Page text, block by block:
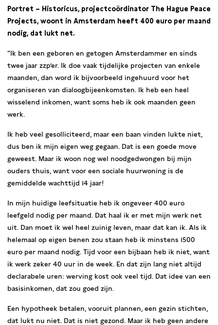
Portret – Historicus, projectcoördinator The Hague Peace
Projects, woont in Amsterdam heeft 400 euro per maand
nodig, dat lukt net.
“Ik ben een geboren en getogen Amsterdammer en sinds
twee jaar zzp’er. Ik doe vaak tijdelijke projecten van enkele
maanden, dan word ik bijvoorbeeld ingehuurd voor het
organiseren van dialoogbijeenkomsten. Ik heb een heel
wisselend inkomen, want soms heb ik ook maanden geen
werk.
Ik heb veel gesolliciteerd, maar een baan vinden lukte niet,
dus ben ik mijn eigen weg gegaan. Dat is een goede move
geweest. Maar ik woon nog wel noodgedwongen bij mijn
ouders thuis, want voor een sociale huurwoning is de
gemiddelde wachttijd 14 jaar!
In mijn huidige leefsituatie heb ik ongeveer 400 euro
leefgeld nodig per maand. Dat haal ik er met mijn werk net
uit. Dan moet ik wel heel zuinig leven, maar dat kan ik. Als ik
helemaal op eigen benen zou staan heb ik minstens 1500
euro per maand nodig. Tijd voor een bijbaan heb ik niet, want
ik werk zeker 40 uur in de week. En dat zijn lang niet altijd
declarabele uren: werving kost ook veel tijd. Dat idee van een
basisinkomen, dat zou goed zijn.
Een hypotheek betalen, vooruit plannen, een gezin stichten,
dat lukt nu niet. Dat is niet gezond. Maar ik heb geen andere